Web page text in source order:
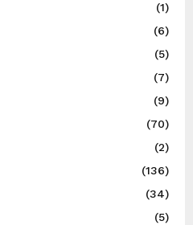
(1)
(6)
(5)
(7)
(9)
(70)
(2)
(136)
(34)
(5)